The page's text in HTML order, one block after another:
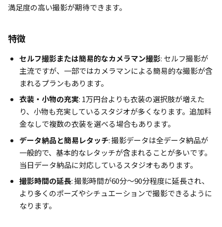
満足度の高い撮影が期待できます。
特徴
セルフ撮影または簡易的なカメラマン撮影: セルフ撮影が
主流ですが、一部ではカメラマンによる簡易的な撮影が含
まれるプランもあります。
衣装・小物の充実: 1万円台よりも衣装の選択肢が増えた
り、小物も充実しているスタジオが多くなります。追加料
金なしで複数の衣装を選べる場合もあります。
データ納品と簡易レタッチ: 撮影データは全データ納品が
一般的で、基本的なレタッチが含まれることが多いです。
当日データ納品に対応しているスタジオもあります。
撮影時間の延長: 撮影時間が60分〜90分程度に延長され、
より多くのポーズやシチュエーションで撮影できるように
なります。